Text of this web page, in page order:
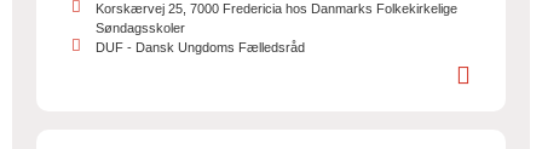
Korskærvej 25, 7000 Fredericia hos Danmarks Folkekirkelige
Søndagsskoler
DUF - Dansk Ungdoms Fælledsråd